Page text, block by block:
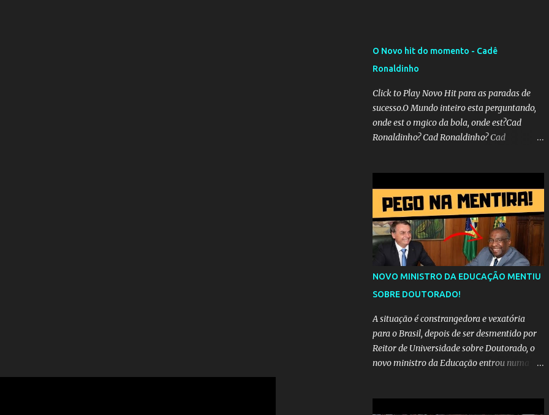
O Novo hit do momento - Cadê
Ronaldinho
Click to Play Novo Hit para as paradas de
sucesso.O Mundo inteiro esta perguntando,
onde est o mgico da bola, onde est?Cad
Ronaldinho? Cad Ronaldinho? Cad
NOVO MINISTRO DA EDUCAÇÃO MENTIU
SOBRE DOUTORADO!
A situação é constrangedora e vexatória
para o Brasil, depois de ser desmentido por
Reitor de Universidade sobre Doutorado, o
novo ministro da Educação entrou numa